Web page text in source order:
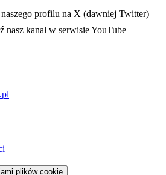
karcie profilu na X (dawniej Twitter)
się w nowej karcie
nasz kanał w serwisie YouTube
plików cookie